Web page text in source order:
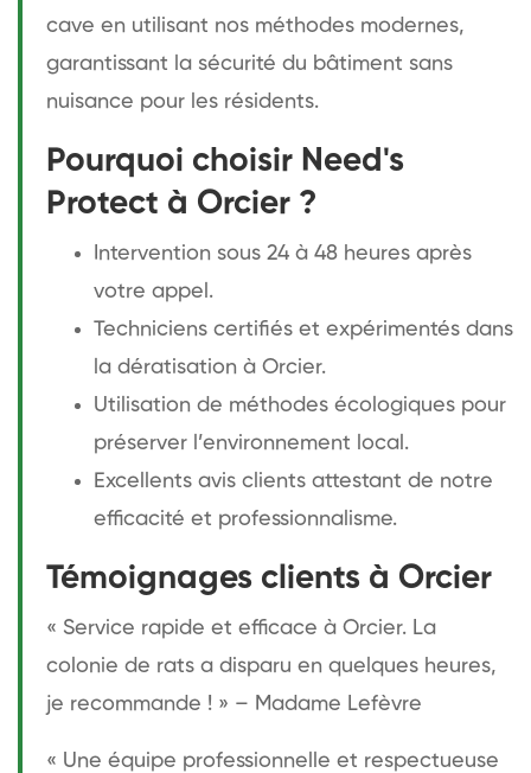
cave en utilisant nos méthodes modernes,
garantissant la sécurité du bâtiment sans
nuisance pour les résidents.
Pourquoi choisir Need's
Protect à Orcier ?
Intervention sous 24 à 48 heures après
votre appel.
Techniciens certifiés et expérimentés dans
la dératisation à Orcier.
Utilisation de méthodes écologiques pour
préserver l’environnement local.
Excellents avis clients attestant de notre
efficacité et professionnalisme.
Témoignages clients à Orcier
« Service rapide et efficace à Orcier. La
colonie de rats a disparu en quelques heures,
je recommande ! » – Madame Lefèvre
« Une équipe professionnelle et respectueuse